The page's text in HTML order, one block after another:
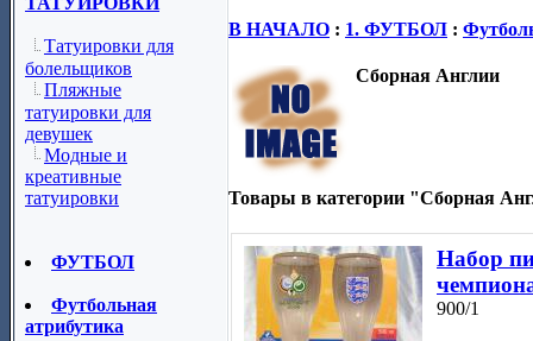
Татуировки для
болельщиков
Пляжные
татуировки для
девушек
Модные и
креативные
татуировки
ФУТБОЛ
Футбольная
атрибутика
В НАЧАЛО : 1. ФУТБОЛ :
Сборная Англии
Товары в категории "Сборная
Набор
900/1